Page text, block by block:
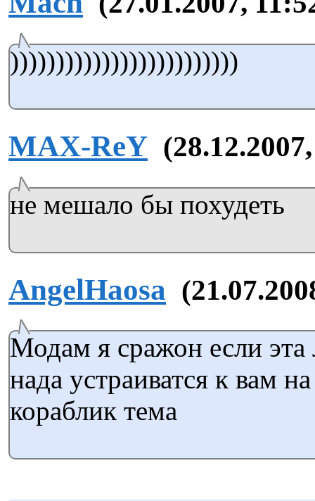
)))))))))))))))))))))))))
MAX-ReY
не мешало бы похудеть
AngelHaosa
Модам я сражон если эта
нада устраиватся к вам
кораблик тема